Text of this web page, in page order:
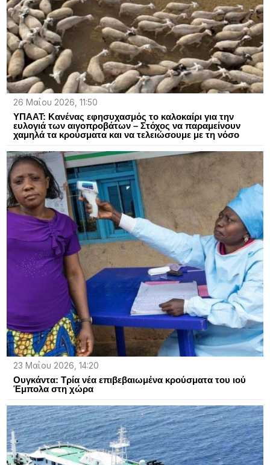
26 Μαΐου 2026, 11:50
ΥΠΑΑΤ: Κανένας εφησυχασμός το καλοκαίρι για την
ευλογιά των αιγοπροβάτων – Στόχος να παραμείνουν
χαμηλά τα κρούσματα και να τελειώσουμε με τη νόσο
23 Μαΐου 2026, 14:20
Ουγκάντα: Τρία νέα επιβεβαιωμένα κρούσματα του ιού
Έμπολα στη χώρα